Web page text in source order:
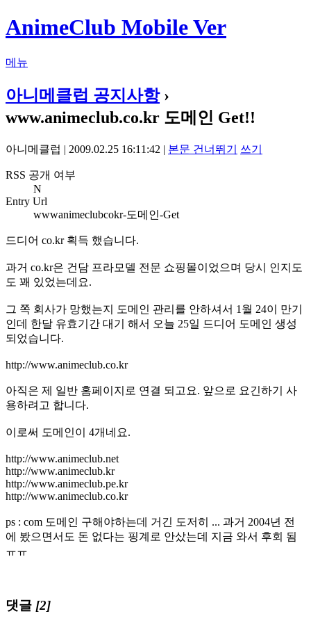
AnimeClub Mobile Ver
메뉴
아니메클럽 공지사항›
www.animeclub.co.kr 도메인 Get!!
아니메클럽 | 2009.02.25 16:11:42 | 본문 건너뛰기 쓰기
RSS 공개 여부
N
Entry Url
wwwanimeclubcokr-도메인-Get
드디어 co.kr 획득 했습니다.
과거 co.kr은 건담 프라모델 전문 쇼핑몰이었으며 당시 인지도
도 꽤 있었는데요.
그 쪽 회사가 망했는지 도메인 관리를 안하셔서 1월 24이 만기
인데 한달 유효기간 대기 해서 오늘 25일 드디어 도메인 생성
되었습니다.
http://www.animeclub.co.kr
아직은 제 일반 홈페이지로 연결 되고요. 앞으로 요긴하기 사
용하려고 합니다.
이로써 도메인이 4개네요.
http://www.animeclub.net
http://www.animeclub.kr
http://www.animeclub.pe.kr
http://www.animeclub.co.kr
ps : com 도메인 구해야하는데 거긴 도저히 ... 과거 2004년 전
에 봤으면서도 돈 없다는 핑계로 안샀는데 지금 와서 후회 됨
ㅠㅠ
댓글 [2]